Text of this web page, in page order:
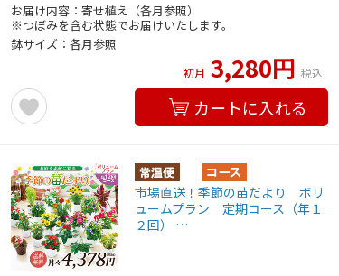
お届け内容：寄せ植え（各月参照）
※つぼみを含む状態でお届けいたします。
鉢サイズ：各月参照
初月 3,280円 税込
カートに入れる
市場直送！季節の苗だより ボリ
ュームプラン 定期コース（年１
２回） …